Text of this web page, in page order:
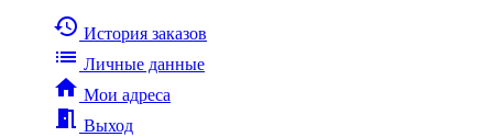
history История заказов
list Личные данные
home Мои адреса
meeting_room Выход